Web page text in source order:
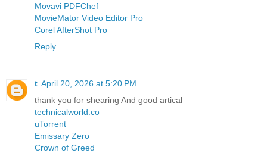
Movavi PDFChef
MovieMator Video Editor Pro
Corel AfterShot Pro
Reply
t April 20, 2026 at 5:20 PM
thank you for shearing And good artical
technicalworld.co
uTorrent
Emissary Zero
Crown of Greed